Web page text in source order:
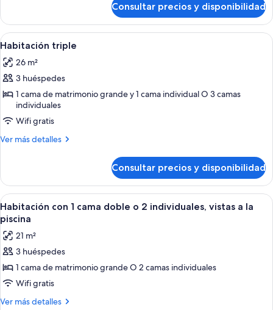
doble
o
2
individuales,
habitación,
no
fumadores
clásica
con
1
doble
o
individuales,
habitación,
fumadores
Consultar precios y disponibilidad
Abrir
todas
las
fotos
de
Habitación
triple
Habitación de hotel con dos camas,
8
Habitación triple
26 m²
3 huéspedes
1 cama de matrimonio grande y 1 cama individual O 3 camas
individuales
Wifi gratis
Ver más detalles
Más
triple
Consultar precios y disponibilidad
Abrir
todas
las
fotos
de
Habitación
con
1
Habitación de hotel con cama,
7
Habitación con 1 cama doble o 2 individuales, vistas a la
piscina
21 m²
3 huéspedes
1 cama de matrimonio grande O 2 camas individuales
Wifi gratis
Ver más detalles
Más